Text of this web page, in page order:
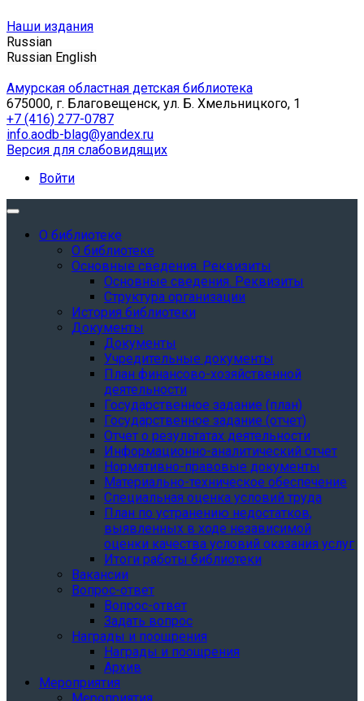
Наши издания
Russian
Russian English
Амурская областная детская библиотека
675000, г. Благовещенск, ул. Б. Хмельницкого, 1
+7 (416) 277-0787
info.aodb-blag@yandex.ru
Версия для слабовидящих
Войти
О библиотеке
О библиотеке
Основные сведения. Реквизиты
Основные сведения. Реквизиты
Структура организации
История библиотеки
Документы
Документы
Учредительные документы
План финансово-хозяйственной
деятельности
Государственное задание (план)
Государственное задание (отчет)
Отчет о результатах деятельности
Информационно-аналитический отчет
Нормативно-правовые документы
Материально-техническое обеспечение
Специальная оценка условий труда
План по устранению недостатков,
выявленных в ходе независимой
оценки качества условий оказания услуг
Итоги работы библиотеки
Вакансии
Вопрос-ответ
Вопрос-ответ
Задать вопрос
Награды и поощрения
Награды и поощрения
Архив
Мероприятия